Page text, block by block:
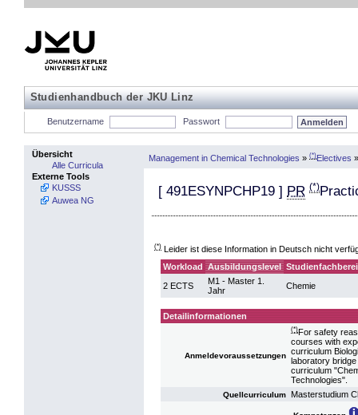
Studienhandbuch der JKU Linz
Benutzername Passwort
Übersicht
Alle Curricula
Externe Tools
KUSSS
Auwea NG
Management in Chemical Technologies » (*)Electives »
[ 491ESYNPCHP19 ] PR (*)
(*) Leider ist diese Information in Deutsch nicht
Workload Ausbildungslevel
2 ECTS
M1 - Master 1.
Jahr
Chemie
Detailinformationen
Anmeldevoraussetzungen
(*)For safety
courses with
curriculum
laboratory
curriculum
Technologies".
Quellcurriculum Masterstudium